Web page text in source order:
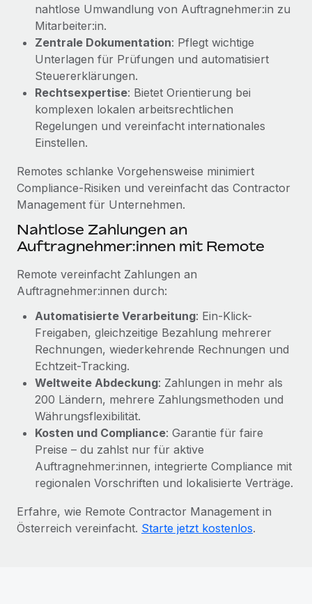
Auch im neuen Jahr wollen wir bei Remote Unternehmen
aller Größen dabei unterstützen, die beste...
Mehr erfahren
Wie Phiture 55 Mitarbeiter:innen in 19 Ländern
mit Remote verwaltet
Phiture ist der unumstrittene Marktführer im Bereich der
Mehr erfahren
nahtlose Umwandlung von Auftragnehmer:in zu
Mitarbeiter:in.
Zentrale Dokumentation: Pflegt wichtige
Unterlagen für Prüfungen und automatisiert
Steuererklärungen.
Rechtsexpertise: Bietet Orientierung bei
komplexen lokalen arbeitsrechtlichen
Regelungen und vereinfacht internationales
Einstellen.
Remotes schlanke Vorgehensweise minimiert
Compliance-Risiken und vereinfacht das Contractor
Management für Unternehmen.
Nahtlose Zahlungen an
Auftragnehmer:innen mit Remote
Remote vereinfacht Zahlungen an
Auftragnehmer:innen durch:
Automatisierte Verarbeitung: Ein-Klick-
Freigaben, gleichzeitige Bezahlung mehrerer
Rechnungen, wiederkehrende Rechnungen und
Echtzeit-Tracking.
Weltweite Abdeckung: Zahlungen in mehr als
200 Ländern, mehrere Zahlungsmethoden und
Währungsflexibilität.
Kosten und Compliance: Garantie für faire
Preise – du zahlst nur für aktive
Auftragnehmer:innen, integrierte Compliance mit
regionalen Vorschriften und lokalisierte Verträge.
Erfahre, wie Remote Contractor Management in
Österreich vereinfacht. Starte jetzt kostenlos.